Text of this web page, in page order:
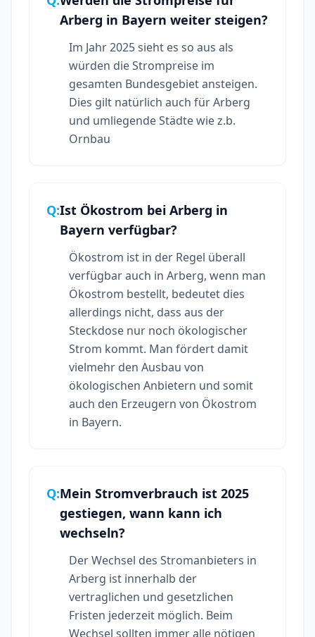
Arberg in Bayern weiter steigen?
Im Jahr 2025 sieht es so aus als
würden die Strompreise im
gesamten Bundesgebiet ansteigen.
Dies gilt natürlich auch für Arberg
und umliegende Städte wie z.b.
Ornbau
Q:Ist Ökostrom bei Arberg in
Bayern verfügbar?
Ökostrom ist in der Regel überall
verfügbar auch in Arberg, wenn man
Ökostrom bestellt, bedeutet dies
allerdings nicht, dass aus der
Steckdose nur noch ökologischer
Strom kommt. Man fördert damit
vielmehr den Ausbau von
ökologischen Anbietern und somit
auch den Erzeugern von Ökostrom
in Bayern.
Q:Mein Stromverbrauch ist 2025
gestiegen, wann kann ich
wechseln?
Der Wechsel des Stromanbieters in
Arberg ist innerhalb der
vertraglichen und gesetzlichen
Fristen jederzeit möglich. Beim
Wechsel sollten immer alle nötigen